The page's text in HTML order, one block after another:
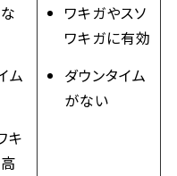
ム
キ
ワキガやスソ
ワキガに有効
ダウンタイム
がない